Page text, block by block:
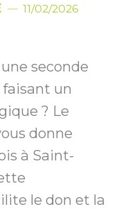
11/02/2026
seconde
un
? Le
donne
à Saint-
le don et la